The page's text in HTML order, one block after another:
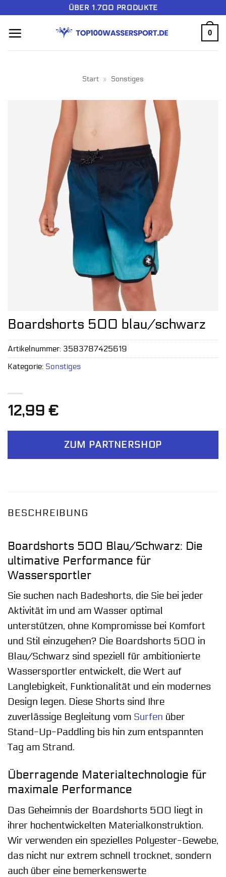
springen
ÜBER 1.700 PRODUKTE
0
Start » Sonstiges
Boardshorts 500 blau/schwarz
12,99 €
ZUM PARTNERSHOP
Artikelnummer: 3583787425619
Kategorie: Sonstiges
BESCHREIBUNG
Boardshorts 500 Blau/Schwarz: Die
ultimative Performance für
Wassersportler
Sie suchen nach Badeshorts, die Sie bei jeder
Aktivität im und am Wasser optimal
unterstützen, ohne Kompromisse bei Komfort
und Stil einzugehen? Die Boardshorts 500 in
Blau/Schwarz sind speziell für ambitionierte
Wassersportler entwickelt, die Wert auf
Langlebigkeit, Funktionalität und ein modernes
Design legen. Diese Shorts sind Ihre
zuverlässige Begleitung vom Surfen über
Stand-Up-Paddling bis hin zum entspannten
Tag am Strand.
Überragende Materialtechnologie für
maximale Performance
Das Geheimnis der Boardshorts 500 liegt in
ihrer hochentwickelten Materialkonstruktion.
Wir verwenden ein spezielles Polyester-Gewebe,
das nicht nur extrem schnell trocknet, sondern
auch über eine bemerkenswerte